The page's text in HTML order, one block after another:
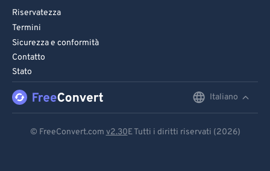
Riservatezza
Termini
Sicurezza e conformità
Contatto
Stato
Italiano
© FreeConvert.com v2.30E Tutti i diritti riservati (2026)